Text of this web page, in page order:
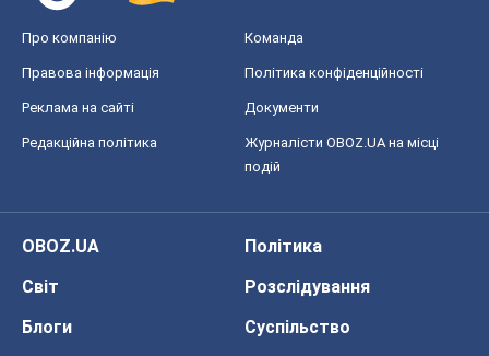
Про компанію Команда
Правова інформація Політика конфіденційності
Реклама на сайті Документи
Редакційна політика
Журналісти OBOZ.UA на місці
подій
OBOZ.UA
Політика
Світ
Розслідування
Блоги
Суспільство